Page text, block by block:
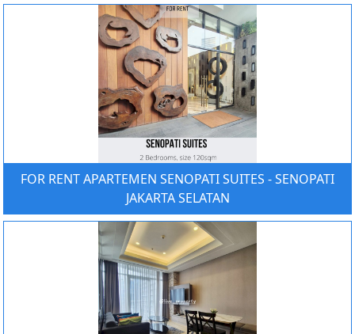
FOR RENT APARTEMEN SENOPATI SUITES - SENOPATI
JAKARTA SELATAN